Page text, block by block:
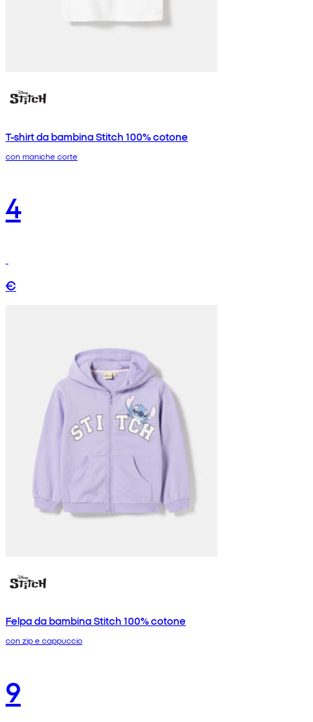
T-shirt da bambina Stitch 100% cotone
con maniche corte
4
€
Felpa da bambina Stitch 100% cotone
con zip e cappuccio
9